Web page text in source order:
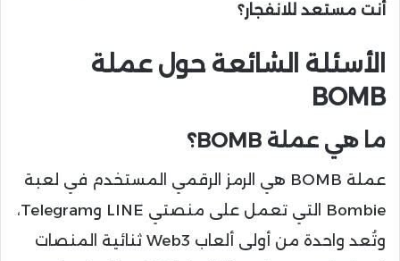
أنت مستعد للانفجار؟
الأسئلة الشائعة حول عملة
BOMB
ما هي عملة BOMB؟
عملة BOMB هي الرمز الرقمي المستخدم في لعبة
Bombie التي تعمل على منصتي LINE وTelegram،
وتُعد واحدة من أولى ألعاب Web3 ثنائية المنصات